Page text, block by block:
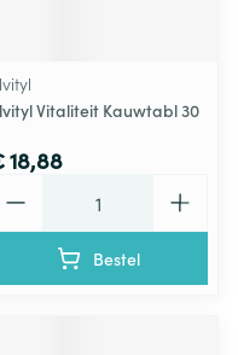
Vitaliteit Kauwtabl 30
18,88
Bestel